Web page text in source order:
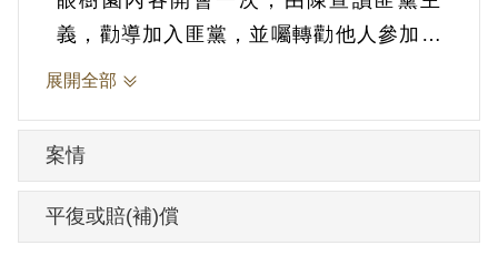
義，勸導加入匪黨，並囑轉勸他人參加。
1952年5月12日被羈押。1952年經臺灣省
年5月11日刑期結束，5月12日開釋。
其於1999年4月向補償基金會提出申請，
展開全部
案情
平復或賠(補)償